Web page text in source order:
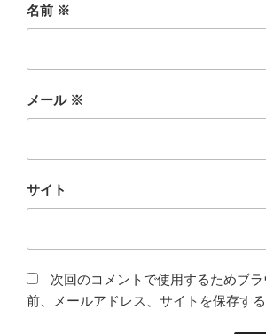
名前 ※
メール ※
サイト
次回のコメントで使用するためブ
前、メールアドレス、サイトを保存する